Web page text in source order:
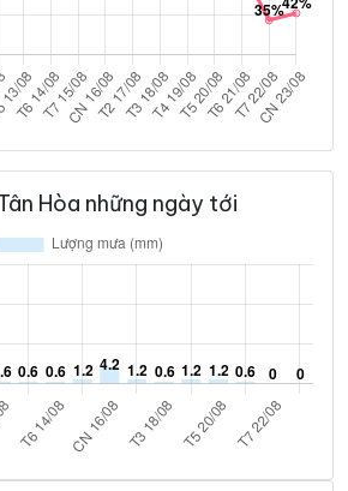
Hòa những ngày tới